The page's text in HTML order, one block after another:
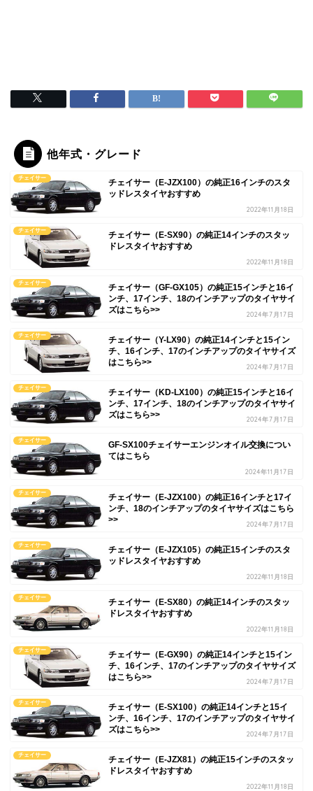
他年式・グレード
チェイサー
チェイサー（E-JZX100）の純正16インチのスタ
ッドレスタイヤおすすめ
2022年11月18日
チェイサー
チェイサー（E-SX90）の純正14インチのスタッ
ドレスタイヤおすすめ
2022年11月18日
チェイサー
チェイサー（GF-GX105）の純正15インチと16イ
ンチ、17インチ、18のインチアップのタイヤサイ
ズはこちら>>
2024年7月17日
チェイサー
チェイサー（Y-LX90）の純正14インチと15イン
チ、16インチ、17のインチアップのタイヤサイズ
はこちら>>
2024年7月17日
チェイサー
チェイサー（KD-LX100）の純正15インチと16イ
ンチ、17インチ、18のインチアップのタイヤサイ
ズはこちら>>
2024年7月17日
チェイサー
GF-SX100チェイサーエンジンオイル交換につい
てはこちら
2024年11月17日
チェイサー
チェイサー（E-JZX100）の純正16インチと17イ
ンチ、18のインチアップのタイヤサイズはこちら
>>
2024年7月17日
チェイサー
チェイサー（E-JZX105）の純正15インチのスタ
ッドレスタイヤおすすめ
2022年11月18日
チェイサー
チェイサー（E-SX80）の純正14インチのスタッ
ドレスタイヤおすすめ
2022年11月18日
チェイサー
チェイサー（E-GX90）の純正14インチと15イン
チ、16インチ、17のインチアップのタイヤサイズ
はこちら>>
2024年7月17日
チェイサー
チェイサー（E-SX100）の純正14インチと15イ
ンチ、16インチ、17のインチアップのタイヤサイ
ズはこちら>>
2024年7月17日
チェイサー
チェイサー（E-JZX81）の純正15インチのスタッ
ドレスタイヤおすすめ
2022年11月18日